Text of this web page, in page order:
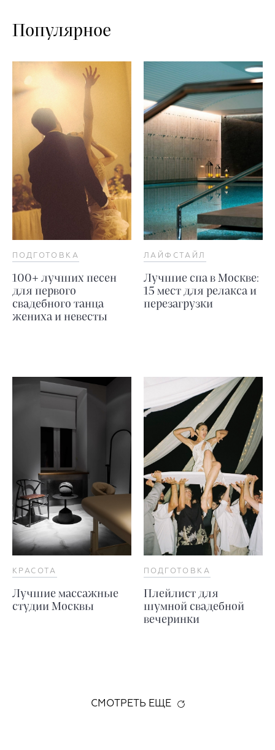
Популярное
ПОДГОТОВКА
100+ лучших песен
для первого
свадебного танца
жениха и невесты
ЛАЙФСТАЙЛ
Лучшие спа в Москве:
15 мест для релакса и
перезагрузки
КРАСОТА
Лучшие массажные
студии Москвы
ПОДГОТОВКА
Плейлист для
шумной свадебной
вечеринки
СМОТРЕТЬ ЕЩЕ